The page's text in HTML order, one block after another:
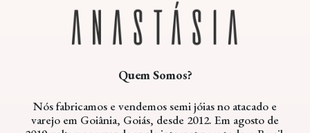
Quem Somos?
Nós fabricamos e vendemos semi jóias no atacado e
varejo em Goiânia, Goiás, desde 2012. Em agosto de